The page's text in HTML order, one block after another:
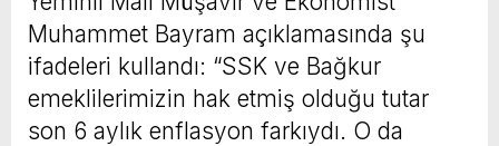
Muhammet Bayram açıklamasında şu
ifadeleri kullandı: “SSK ve Bağkur
emeklilerimizin hak etmiş olduğu tutar
son 6 aylık enflasyon farkıydı. O da